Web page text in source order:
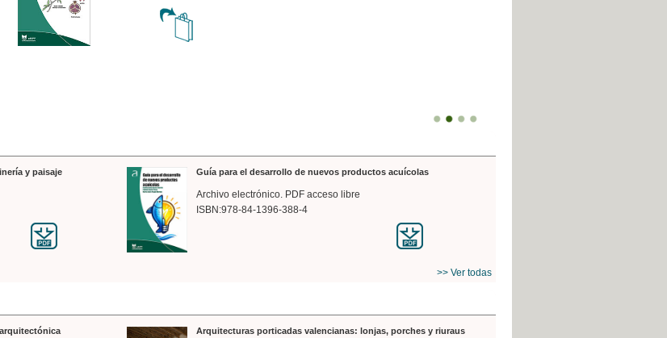
y paisaje Guía para el desarrollo de nuevos productos acuícolas
Archivo electrónico. PDF acceso libre
ISBN:978-84-1396-388-4
>> Ver todas
Arquitecturas porticadas valencianas: lonjas, porches y riuraus